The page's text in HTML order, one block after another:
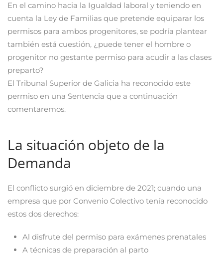
En el camino hacia la Igualdad laboral y teniendo en
cuenta la Ley de Familias que pretende equiparar los
permisos para ambos progenitores, se podría plantear
también está cuestión, ¿puede tener el hombre o
progenitor no gestante permiso para acudir a las clases
preparto?
El Tribunal Superior de Galicia ha reconocido este
permiso en una Sentencia que a continuación
comentaremos.
La situación objeto de la
Demanda
El conflicto surgió en diciembre de 2021; cuando una
empresa que por Convenio Colectivo tenía reconocido
estos dos derechos:
Al disfrute del permiso para exámenes prenatales
A técnicas de preparación al parto